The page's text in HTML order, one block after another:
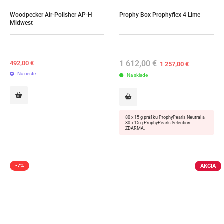
Woodpecker Air-Polisher AP-H
Midwest
492,00 €
Na ceste
Prophy Box Prophyflex 4 Lime
1 612,00€ Original
1 257,00€Current
Na sklade
80 x 15 g prášku ProphyPearls Neutral a
80 x 15 g ProphyPearls Selection
ZDARMA.
-7% AKCIA